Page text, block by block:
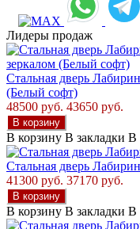
Лидеры продаж
Стальная дверь
(Белый софт)
48500 руб. 43650 руб.
В корзину
В корзину В закладки В
Стальная дверь
41300 руб. 37170 руб.
В корзину
В корзину В закладки В